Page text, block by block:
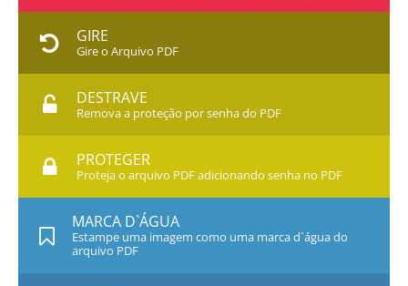
GIRE
Gire o Arquivo PDF
DESTRAVE
Remova a proteção por senha do PDF
PROTEGER
Proteja o arquivo PDF adicionando senha no PDF
MARCA D`ÁGUA
Estampe uma imagem como uma marca d`água do
arquivo PDF